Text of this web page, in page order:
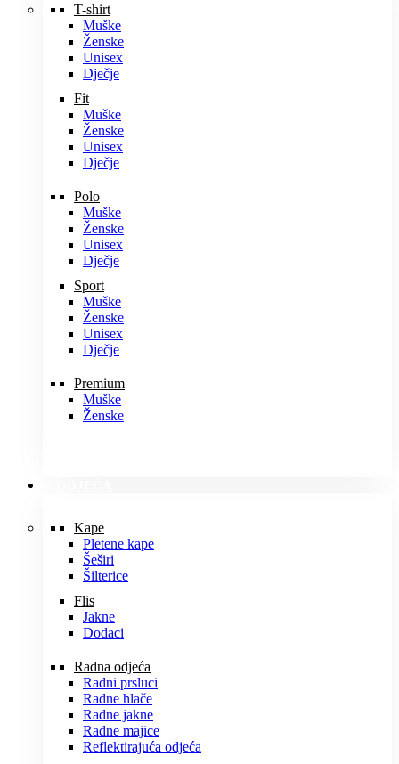
T-shirt
Muške
Ženske
Unisex
Dječje
Fit
Muške
Ženske
Unisex
Dječje
Polo
Muške
Ženske
Unisex
Dječje
Sport
Muške
Ženske
Unisex
Dječje
Premium
Muške
Ženske
Kape
Pletene kape
Šeširi
Šilterice
Flis
Jakne
Dodaci
Radna odjeća
Radni prsluci
Radne hlače
Radne jakne
Radne majice
Reflektirajuća odjeća